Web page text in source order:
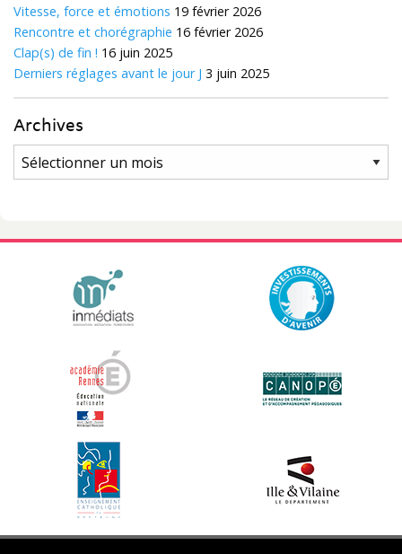
Vitesse, force et émotions 19 février 2026
Rencontre et chorégraphie 16 février 2026
Clap(s) de fin ! 16 juin 2025
Derniers réglages avant le jour J 3 juin 2025
Archives
Archives